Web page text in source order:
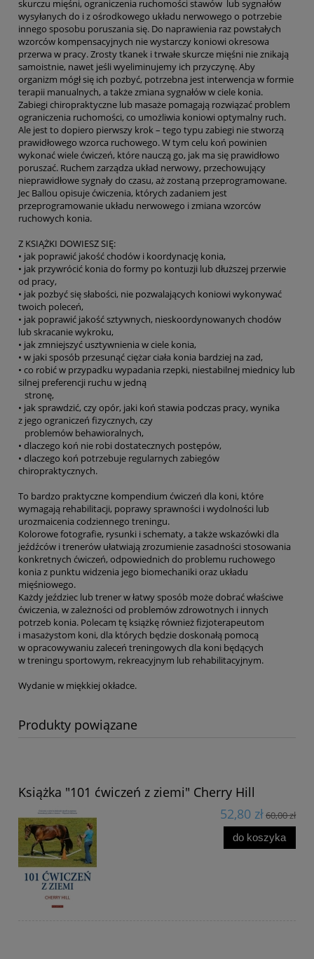
skurczu mięśni, ograniczenia ruchomości stawów lub sygnałów
wysyłanych do i z ośrodkowego układu nerwowego o potrzebie
innego sposobu poruszania się. Do naprawienia raz powstałych
wzorców kompensacyjnych nie wystarczy koniowi okresowa
przerwa w pracy. Zrosty tkanek i trwałe skurcze mięśni nie znikają
samoistnie, nawet jeśli wyeliminujemy ich przyczynę. Aby
organizm mógł się ich pozbyć, potrzebna jest interwencja w formie
terapii manualnych, a także zmiana sygnałów w ciele konia.
Zabiegi chiropraktyczne lub masaże pomagają rozwiązać problem
ograniczenia ruchomości, co umożliwia koniowi optymalny ruch.
Ale jest to dopiero pierwszy krok – tego typu zabiegi nie stworzą
prawidłowego wzorca ruchowego. W tym celu koń powinien
wykonać wiele ćwiczeń, które nauczą go, jak ma się prawidłowo
poruszać. Ruchem zarządza układ nerwowy, przechowujący
nieprawidłowe sygnały do czasu, aż zostaną przeprogramowane.
Jec Ballou opisuje ćwiczenia, których zadaniem jest
przeprogramowanie układu nerwowego i zmiana wzorców
ruchowych konia.
Z KSIĄŻKI DOWIESZ SIĘ:
• jak poprawić jakość chodów i koordynację konia,
• jak przywrócić konia do formy po kontuzji lub dłuższej przerwie
od pracy,
• jak pozbyć się słabości, nie pozwalających koniowi wykonywać
twoich poleceń,
• jak poprawić jakość sztywnych, nieskoordynowanych chodów
lub skracanie wykroku,
• jak zmniejszyć usztywnienia w ciele konia,
• w jaki sposób przesunąć ciężar ciała konia bardziej na zad,
• co robić w przypadku wypadania rzepki, niestabilnej miednicy lub
silnej preferencji ruchu w jedną
stronę,
• jak sprawdzić, czy opór, jaki koń stawia podczas pracy, wynika
z jego ograniczeń fizycznych, czy
problemów behawioralnych,
• dlaczego koń nie robi dostatecznych postępów,
• dlaczego koń potrzebuje regularnych zabiegów
chiropraktycznych.
To bardzo praktyczne kompendium ćwiczeń dla koni, które
wymagają rehabilitacji, poprawy sprawności i wydolności lub
urozmaicenia codziennego treningu.
Kolorowe fotografie, rysunki i schematy, a także wskazówki dla
jeźdźców i trenerów ułatwiają zrozumienie zasadności stosowania
konkretnych ćwiczeń, odpowiednich do problemu ruchowego
konia z punktu widzenia jego biomechaniki oraz układu
mięśniowego.
Każdy jeździec lub trener w łatwy sposób może dobrać właściwe
ćwiczenia, w zależności od problemów zdrowotnych i innych
potrzeb konia. Polecam tę książkę również fizjoterapeutom
i masażystom koni, dla których będzie doskonałą pomocą
w opracowywaniu zaleceń treningowych dla koni będących
w treningu sportowym, rekreacyjnym lub rehabilitacyjnym.
Wydanie w miękkiej okładce.
Produkty powiązane
Książka "101 ćwiczeń z ziemi" Cherry Hill
52,80 zł60,00 zł
do koszyka